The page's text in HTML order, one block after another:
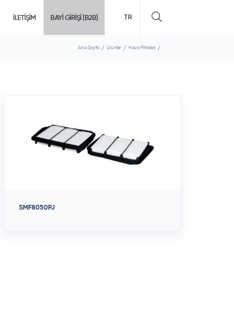
İLETIŞIM BAYİ GİRİŞİ [B2B] TR
Ana Sayfa Ürünler Hava Filtreleri
SMF8050PJ